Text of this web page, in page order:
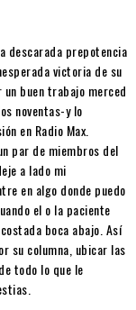
descarada prepotencia
victoria de su
buen trabajo merced
noventas-y lo
en Radio Max.
par de miembros del
a lado mi
en algo donde puedo
el o la paciente
boca abajo. Así
su columna, ubicar las
todo lo que le